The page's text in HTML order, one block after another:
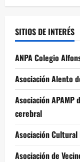
SITIOS DE INTERÉS
ANPA Colegio
Asociación Alento
Asociación APAMP
cerebral
Asociación Cultural
Asociación de